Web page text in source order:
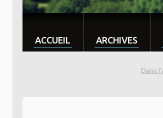
ACCUEIL ARCHIVES
Dans